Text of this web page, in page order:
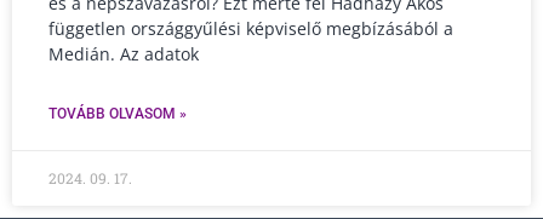
független országgyűlési képviselő megbízásából a
Medián. Az adatok
TOVÁBB OLVASOM »
2024. 09. 17.